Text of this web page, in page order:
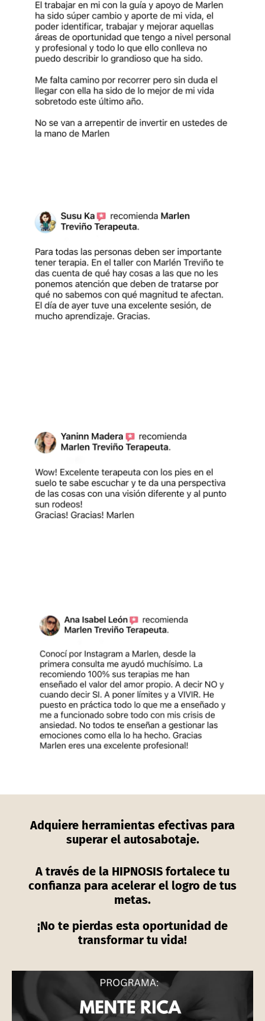
Adquiere herramientas efectivas para
superar el autosabotaje.
A través de la HIPNOSIS fortalece tu
confianza para acelerar el logro de tus
metas.
¡No te pierdas esta oportunidad de
transformar tu vida!